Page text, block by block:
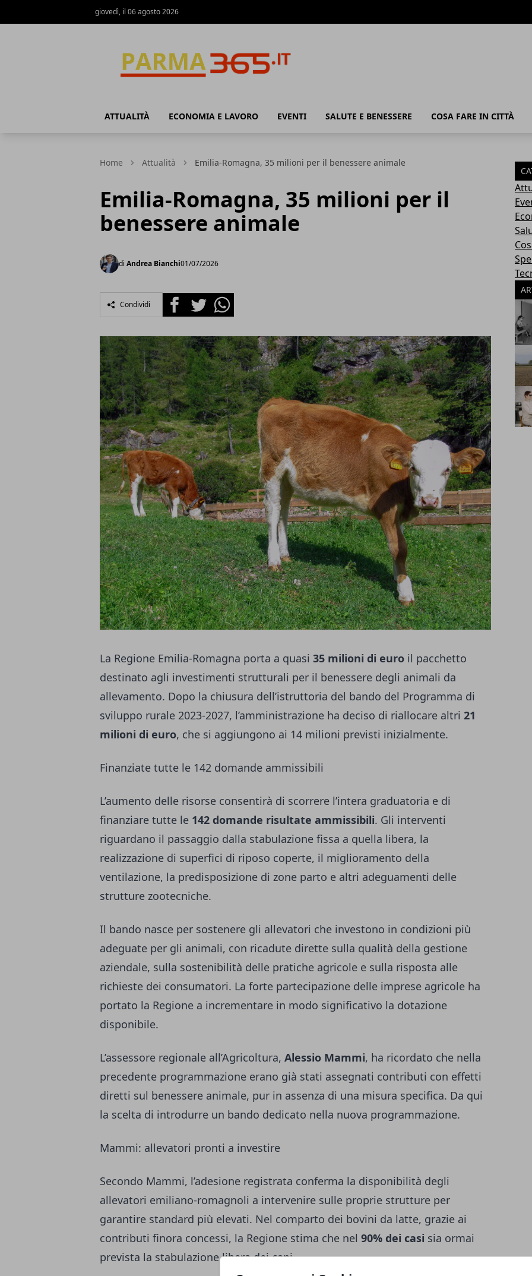
giovedì, il 06 agosto 2026
ATTUALITÀ ECONOMIA E LAVORO EVENTI SALUTE E BENESSERE COSA FARE IN CITTÀ
Home Attualità Emilia-Romagna, 35 milioni per il benessere animale
Emilia-Romagna, 35 milioni per il
benessere animale
di Andrea Bianchi01/07/2026
Condividi FacebookTwitterWhatsapp
La Regione Emilia-Romagna porta a quasi 35 milioni di euro il pacchetto
destinato agli investimenti strutturali per il benessere degli animali da
allevamento. Dopo la chiusura dell’istruttoria del bando del Programma di
sviluppo rurale 2023-2027, l’amministrazione ha deciso di riallocare altri 21
milioni di euro, che si aggiungono ai 14 milioni previsti inizialmente.
Finanziate tutte le 142 domande ammissibili
L’aumento delle risorse consentirà di scorrere l’intera graduatoria e di
finanziare tutte le 142 domande risultate ammissibili. Gli interventi
riguardano il passaggio dalla stabulazione fissa a quella libera, la
realizzazione di superfici di riposo coperte, il miglioramento della
ventilazione, la predisposizione di zone parto e altri adeguamenti delle
strutture zootecniche.
Il bando nasce per sostenere gli allevatori che investono in condizioni più
adeguate per gli animali, con ricadute dirette sulla qualità della gestione
aziendale, sulla sostenibilità delle pratiche agricole e sulla risposta alle
richieste dei consumatori. La forte partecipazione delle imprese agricole ha
portato la Regione a incrementare in modo significativo la dotazione
disponibile.
L’assessore regionale all’Agricoltura, Alessio Mammi, ha ricordato che nella
precedente programmazione erano già stati assegnati contributi con effetti
diretti sul benessere animale, pur in assenza di una misura specifica. Da qui
la scelta di introdurre un bando dedicato nella nuova programmazione.
Mammi: allevatori pronti a investire
Secondo Mammi, l’adesione registrata conferma la disponibilità degli
allevatori emiliano-romagnoli a intervenire sulle proprie strutture per
garantire standard più elevati. Nel comparto dei bovini da latte, grazie ai
contributi finora concessi, la Regione stima che nel 90% dei casi sia ormai
prevista la stabulazione libera dei capi.